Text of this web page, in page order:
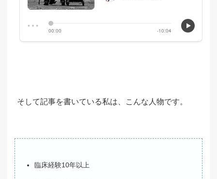
そして記事を書いている私は、こんな人物です。
臨床経験10年以上